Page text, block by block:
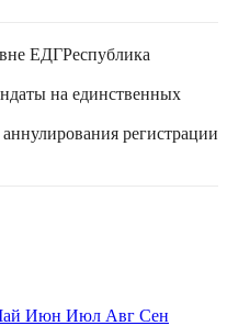
ЕДГРеспублика
на единственных
регистрации
Июн Июл Авг Сен